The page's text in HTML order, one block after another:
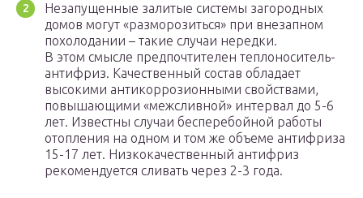
Незапущенные залитые системы загородных
домов могут «разморозиться» при внезапном
похолодании – такие случаи нередки.
В этом смысле предпочтителен теплоноситель-
антифриз. Качественный состав обладает
высокими антикоррозионными свойствами,
повышающими «межсливной» интервал до 5-6
лет. Известны случаи бесперебойной работы
отопления на одном и том же объеме антифриза
15-17 лет. Низкокачественный антифриз
рекомендуется сливать через 2-3 года.